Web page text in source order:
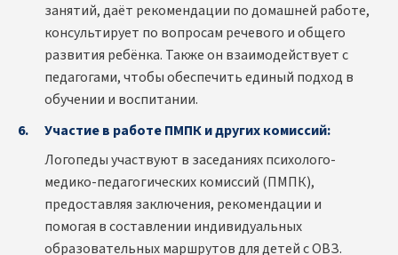
занятий, даёт рекомендации по домашней работе,
консультирует по вопросам речевого и общего
развития ребёнка. Также он взаимодействует с
педагогами, чтобы обеспечить единый подход в
обучении и воспитании.
Участие в работе ПМПК и других комиссий:
Логопеды участвуют в заседаниях психолого-
медико-педагогических комиссий (ПМПК),
предоставляя заключения, рекомендации и
помогая в составлении индивидуальных
образовательных маршрутов для детей с ОВЗ.